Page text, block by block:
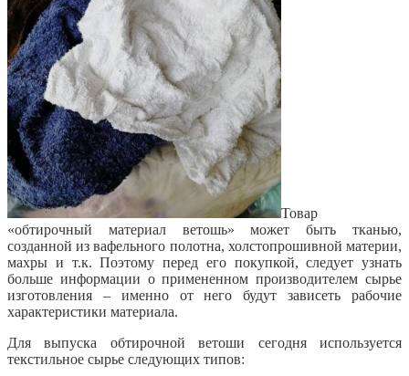
Товар
«обтирочный материал ветошь» может быть тканью,
созданной из вафельного полотна, холстопрошивной материи,
махры и т.к. Поэтому перед его покупкой, следует узнать
больше информации о примененном производителем сырье
изготовления – именно от него будут зависеть рабочие
характеристики материала.
Для выпуска обтирочной ветоши сегодня используется
текстильное сырье следующих типов: